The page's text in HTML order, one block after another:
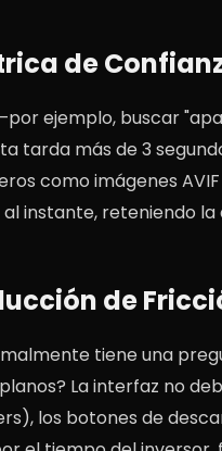
de
ejemplo, buscar
tarda más de 3
como imágenes
instante, reteniendo
de
tiene una
La interfaz no
los botones de